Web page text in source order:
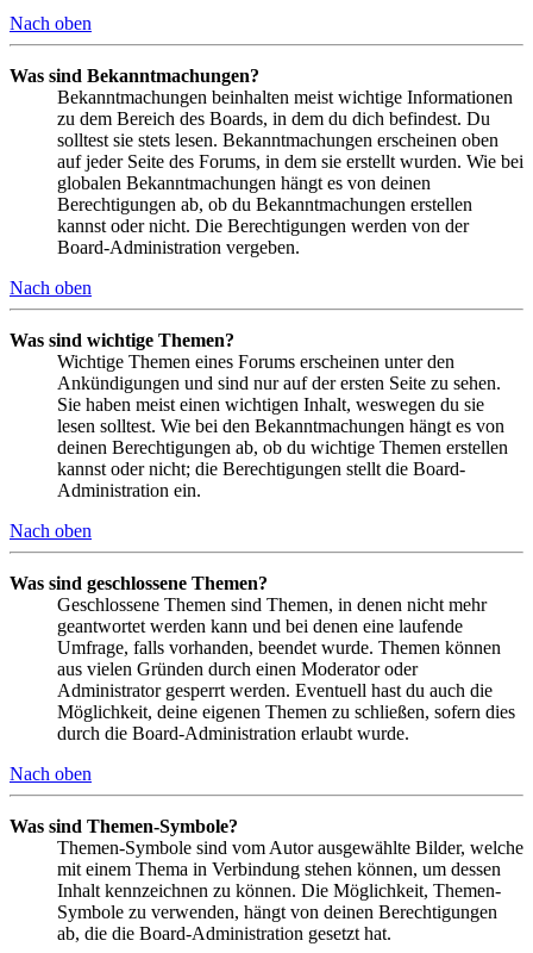
Nach oben
Was sind Bekanntmachungen?
Bekanntmachungen beinhalten meist wichtige Informationen
zu dem Bereich des Boards, in dem du dich befindest. Du
solltest sie stets lesen. Bekanntmachungen erscheinen oben
auf jeder Seite des Forums, in dem sie erstellt wurden. Wie bei
globalen Bekanntmachungen hängt es von deinen
Berechtigungen ab, ob du Bekanntmachungen erstellen
kannst oder nicht. Die Berechtigungen werden von der
Board-Administration vergeben.
Nach oben
Was sind wichtige Themen?
Wichtige Themen eines Forums erscheinen unter den
Ankündigungen und sind nur auf der ersten Seite zu sehen.
Sie haben meist einen wichtigen Inhalt, weswegen du sie
lesen solltest. Wie bei den Bekanntmachungen hängt es von
deinen Berechtigungen ab, ob du wichtige Themen erstellen
kannst oder nicht; die Berechtigungen stellt die Board-
Administration ein.
Nach oben
Was sind geschlossene Themen?
Geschlossene Themen sind Themen, in denen nicht mehr
geantwortet werden kann und bei denen eine laufende
Umfrage, falls vorhanden, beendet wurde. Themen können
aus vielen Gründen durch einen Moderator oder
Administrator gesperrt werden. Eventuell hast du auch die
Möglichkeit, deine eigenen Themen zu schließen, sofern dies
durch die Board-Administration erlaubt wurde.
Nach oben
Was sind Themen-Symbole?
Themen-Symbole sind vom Autor ausgewählte Bilder, welche
mit einem Thema in Verbindung stehen können, um dessen
Inhalt kennzeichnen zu können. Die Möglichkeit, Themen-
Symbole zu verwenden, hängt von deinen Berechtigungen
ab, die die Board-Administration gesetzt hat.